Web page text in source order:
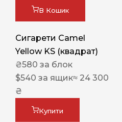
В Кошик
Сигарети Camel
Yellow KS (квадрат)
₴580 за блок
$540 за ящик≈ 24 300
₴
Купити